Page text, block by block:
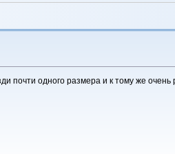
почти одного размера и к тому же очень